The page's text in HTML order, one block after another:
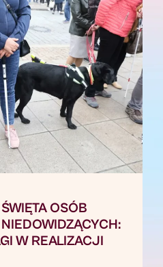
OSÓB
W REALIZACJI